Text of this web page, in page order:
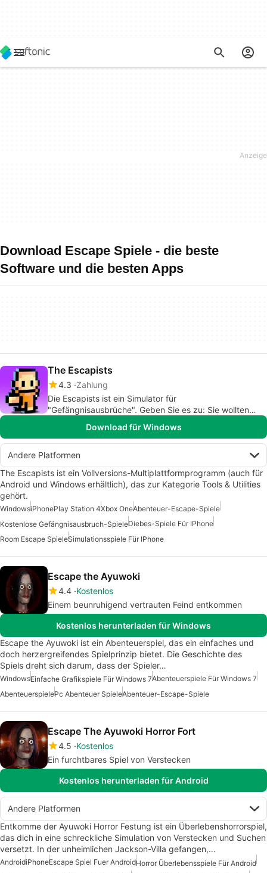
Download Escape Spiele - die beste
Software und die besten Apps
The Escapists
4.3 Zahlung
Die Escapists ist ein Simulator für
"Gefängnisausbrüche". Geben Sie es zu: Sie wollten
Download für Windows
Andere Platformen
The Escapists ist ein Vollversions-Multiplattformprogramm (auch für
Android und Windows erhältlich), das zur Kategorie Tools & Utilities
gehört.
WindowsiPhonePlay Station 4Xbox OneAbenteuer-Escape-Spiele
Kostenlose Gefängnisausbruch-SpieleDiebes-Spiele Für IPhone
Room Escape SpieleSimulationsspiele Für IPhone
Escape the Ayuwoki
4.4 Kostenlos
Einem beunruhigend vertrauten Feind entkommen
Kostenlos herunterladen für Windows
Escape the Ayuwoki ist ein Abenteuerspiel, das ein einfaches und
doch herzergreifendes Spielprinzip bietet. Die Geschichte des
Spiels dreht sich darum, dass der Spieler…
WindowsEinfache Grafikspiele Für Windows 7Abenteuerspiele Für Windows 7
AbenteuerspielePc Abenteuer SpieleAbenteuer-Escape-Spiele
Escape The Ayuwoki Horror Fort
4.5 Kostenlos
Ein furchtbares Spiel von Verstecken
Kostenlos herunterladen für Android
Andere Platformen
Entkomme der Ayuwoki Horror Festung ist ein Überlebenshorrorspiel,
das dich in eine schreckliche Simulation von Verstecken und Suchen
versetzt. In der unheimlichen Jackson-Villa gefangen,…
AndroidiPhoneEscape Spiel Fuer AndroidHorror Überlebensspiele Für Android